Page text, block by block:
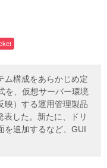
ム構成をあらかじめ定
を、仮想サーバー環境
映）する運用管理製品
表した。新たに、ドリ
を追加するなど、GUI